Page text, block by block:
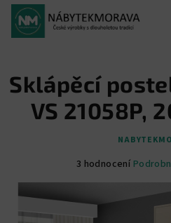
Přejít
obsah
Sklápěcí
VS 21058P,
Průměrné
je
3 hodnocení